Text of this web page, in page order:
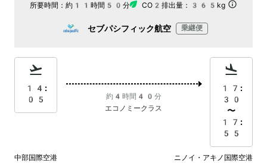
所要時間： 約11時間50分 CO2排出量： 365kg
セブパシフィック航空 乗継便
14:
05
約4時間40分
エコノミークラス
17:
30
〜
17:
55
中部国際空港 ニノイ・アキノ国際空港